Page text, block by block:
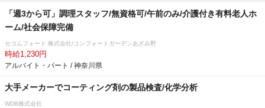
「週3から可」調理スタッフ/無資格可/午前のみ/介護付き有料老人ホ
ーム/社会保障完備
セコムフォート 株式会社/コンフォートガーデンあざみ野
時給1,230円
アルバイト・パート / 神奈川県
大手メーカーでコーティング剤の製品検査/化学分析
WDB株式会社